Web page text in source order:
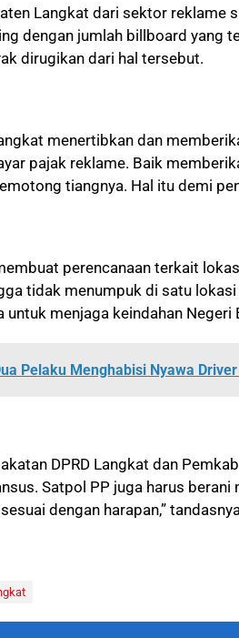
Langkat dari sektor reklame
dengan jumlah billboard yang
dirugikan dari hal tersebut.
menertibkan dan
pajak reklame. Baik
tiangnya. Hal itu demi
perencanaan terkait
tidak menumpuk di satu lokasi
untuk menjaga keindahan Negeri
Pelaku Menghabisi Nyawa
DPRD Langkat dan
Satpol PP juga harus
dengan harapan,”